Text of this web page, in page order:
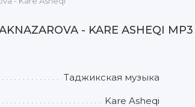
- KARE ASHEQI MP3
Таджикская музыка
Kare Asheqi